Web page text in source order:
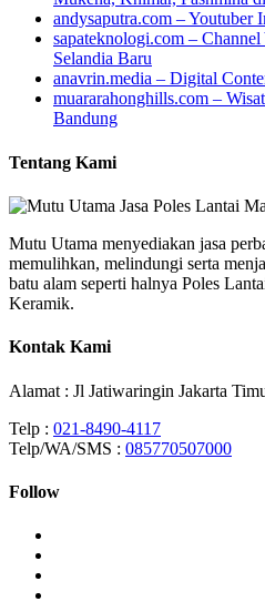
andysaputra.com – Youtuber
sapateknologi.com –
Selandia Baru
anavrin.media – Digital
muararahonghills.com –
Bandung
Tentang Kami
Mutu Utama menyediakan jasa
memulihkan, melindungi serta
batu alam seperti halnya Poles
Keramik.
Kontak Kami
Alamat : Jl Jatiwaringin Jakarta
Telp : 021-8490-4117
Telp/WA/SMS : 085770507000
Follow